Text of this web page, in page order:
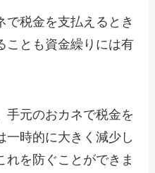
で税金を支払えるとき
ことも資金繰りには有
手元のおカネで税金を
一時的に大きく減少し
れを防ぐことができま